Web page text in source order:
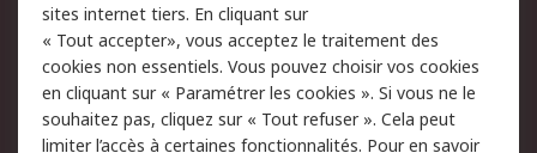
Legal
Politique de cookies
Sécurité des e-mails
Politique de protection
Conditions générales
sites internet tiers. En cliquant sur
« Tout accepter», vous acceptez le traitement des
cookies non essentiels. Vous pouvez choisir vos cookies
en cliquant sur « Paramétrer les cookies ». Si vous ne le
souhaitez pas, cliquez sur « Tout refuser ». Cela peut
limiter l’accès à certaines fonctionnalités. Pour en savoir